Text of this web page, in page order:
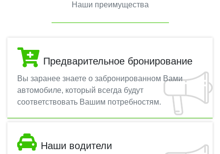
Наши преимущества
Предварительное бронирование
Вы заранее знаете о забронированном Вами
автомобиле, который всегда будут
соответствовать Вашим потребностям.
Наши водители